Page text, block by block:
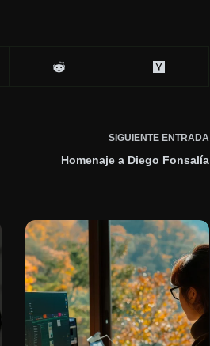
SIGUIENTE ENTRADA
Homenaje a Diego Fonsalía